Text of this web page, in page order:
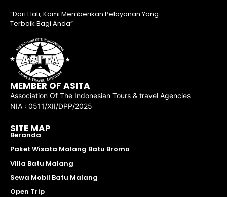
“Dari Hati, Kami Memberikan Pelayanan Yang
Terbaik Bagi Anda”
MEMBER OF ASITA
Association Of The Indonesian Tours & travel Agencies
NIA : 0511/XII/DPP/2025
SITE MAP
Beranda
Paket Wisata Malang Batu Bromo
Villa Batu Malang
Sewa Mobil Batu Malang
Open Trip